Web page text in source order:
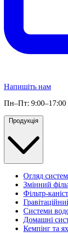
Напишіть нам
Пн–Пт: 9:00–17:00
Продукція
Огляд
Змінний
Фільтр-
Системи
Домашні
Кемпінг та